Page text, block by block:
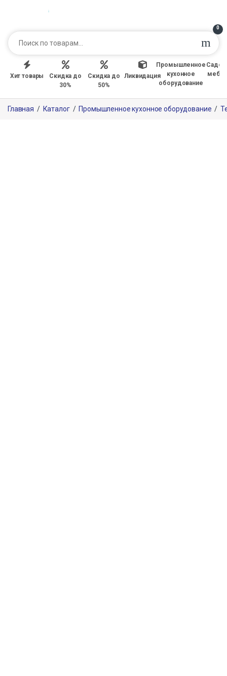
0
Хит товары
Скидка до
30%
Скидка до
50%
Ликвидация
Промышленное
кухонное
оборудование
Главная / Каталог / Промышленное кухонное оборудование /